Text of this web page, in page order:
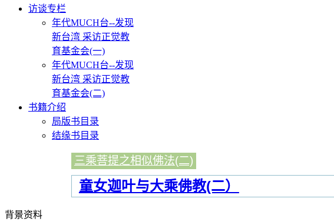
访谈专栏
年代MUCH台--发现
新台湾 采访正觉教
育基金会(一)
年代MUCH台--发现
新台湾 采访正觉教
育基金会(二)
书籍介绍
局版书目录
结缘书目录
三乘菩提之相似佛法(二)
童女迦叶与大乘佛教(二）
背景资料